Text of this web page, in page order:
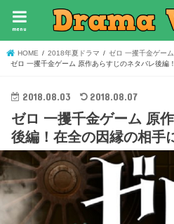
menu
HOME 2018年夏ドラマ
ゼロ 一攫千金ゲーム
ゼロ 一攫千金ゲーム 原作あらすじのネタバレ後編
2018.08.03 2018.08.07
ゼロ 一攫千金ゲーム 原
後編！在全の因縁の相手